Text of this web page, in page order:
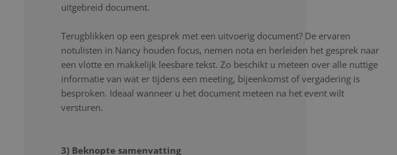
uitgebreid document.
Terugblikken op een gesprek met een uitvoerig document? De ervaren
notulisten in Nancy houden focus, nemen nota en herleiden het gesprek naar
een vlotte en makkelijk leesbare tekst. Zo beschikt u meteen over alle nuttige
informatie van wat er tijdens een meeting, bijeenkomst of vergadering is
besproken. Ideaal wanneer u het document meteen na het event wilt
versturen.
3) Beknopte samenvatting